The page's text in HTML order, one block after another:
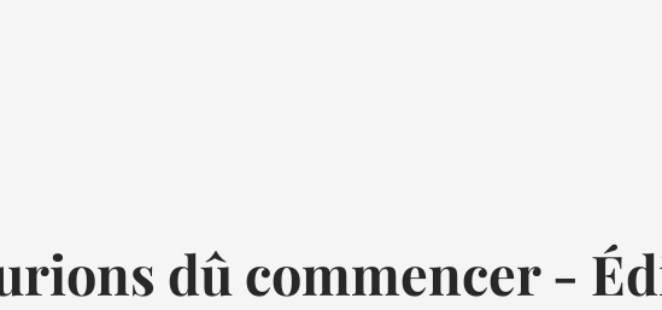
dû commencer -